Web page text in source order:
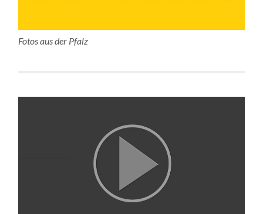
Fotos aus der Pfalz